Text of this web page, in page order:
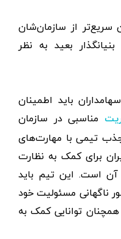
سریع‌تر از سازمان‌شان
بعید به نظر
باید اطمینان
مناسبی در سازمان
تیمی با مهارت‌های
برای کمک به نظارت
آن است. این تیم باید
مسئولیت خود
توانایی کمک به